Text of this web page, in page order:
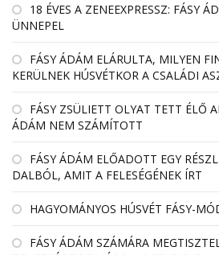
18 ÉVES A ZENEEXPRESSZ: FÁSY
ÜNNEPEL
FÁSY ÁDÁM ELÁRULTA, MILYEN
KERÜLNEK HÚSVÉTKOR A CSALÁDI
FÁSY ZSÜLIETT OLYAT TETT ÉLŐ
ÁDÁM NEM SZÁMÍTOTT
FÁSY ÁDÁM ELŐADOTT EGY
DALBÓL, AMIT A FELESÉGÉNEK ÍRT
HAGYOMÁNYOS HÚSVÉT FÁSY-
FÁSY ÁDÁM SZÁMÁRA